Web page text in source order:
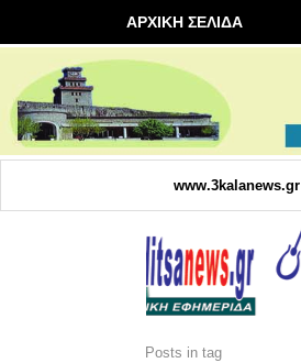
ΑΡΧΙΚΗ ΣΕΛΙΔΑ
www.3kalanews.gr
Posts in tag